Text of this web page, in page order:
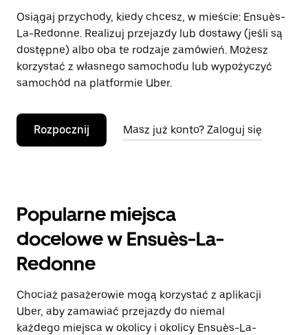
Osiągaj przychody, kiedy chcesz, w mieście: Ensuès-
La-Redonne. Realizuj przejazdy lub dostawy (jeśli są
dostępne) albo oba te rodzaje zamówień. Możesz
korzystać z własnego samochodu lub wypożyczyć
samochód na platformie Uber.
Rozpocznij Masz już konto? Zaloguj się
Popularne miejsca
docelowe w Ensuès-La-
Redonne
Chociaż pasażerowie mogą korzystać z aplikacji
Uber, aby zamawiać przejazdy do niemal
każdego miejsca w okolicy i okolicy Ensuès-La-